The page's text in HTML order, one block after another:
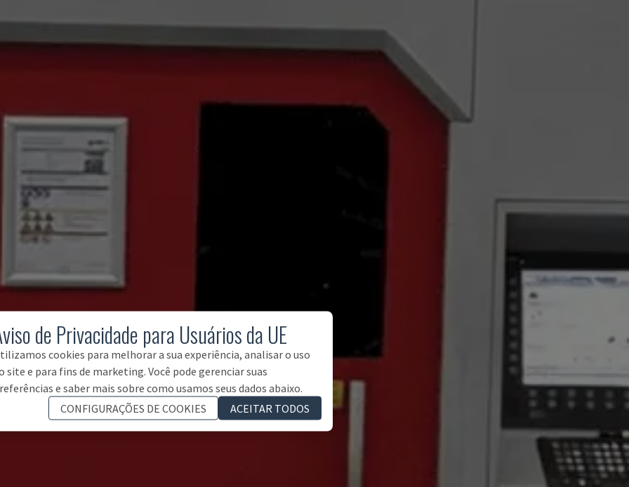
de Privacidade para Usuários da UE
cookies para melhorar a sua experiência, analisar o uso
site e para fins de marketing. Você pode gerenciar suas
e saber mais sobre como usamos seus dados abaixo.
CONFIGURAÇÕES DE COOKIES
ACEITAR TODOS